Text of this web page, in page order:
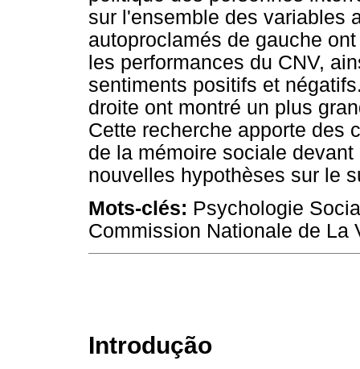
sur l'ensemble des variables
autoproclamés de gauche
les performances du CNV,
sentiments positifs et
droite ont montré un plus
Cette recherche apporte des
de la mémoire sociale
nouvelles hypothèses sur le
Mots-clés: Psychologie
Commission Nationale de La
Introdução